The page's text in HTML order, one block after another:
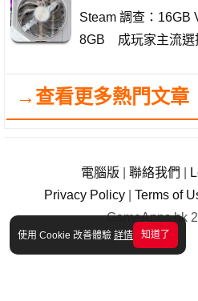
使用 Cookie 改善體驗 詳情 知道了
Steam 調查：16GB
8GB 成玩家主流選
→查看更多熱門文章
電腦版 聯絡我們
Privacy Policy
Terms of
GameApps.hk